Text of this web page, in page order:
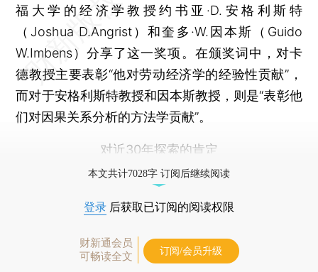
福大学的经济学教授约书亚·D.安格利斯特
（Joshua D.Angrist）和奎多·W.因本斯（Guido
W.Imbens）分享了这一奖项。在颁奖词中，对卡
德教授主要表彰“他对劳动经济学的经验性贡献”，
而对于安格利斯特教授和因本斯教授，则是“表彰他
们对因果关系分析的方法学贡献”。
对近30年探索的肯定
本文共计7028字 订阅后继续阅读
登录 后获取已订阅的阅读权限
财新通会员
可畅读全文
订阅/会员升级